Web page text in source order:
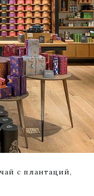
с плантаций,